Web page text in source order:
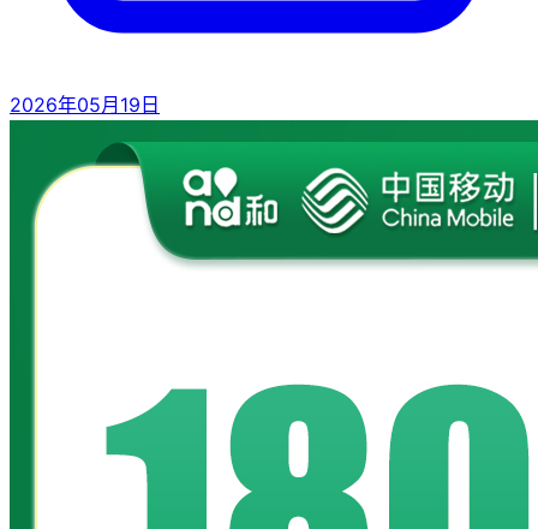
2026年05月19日